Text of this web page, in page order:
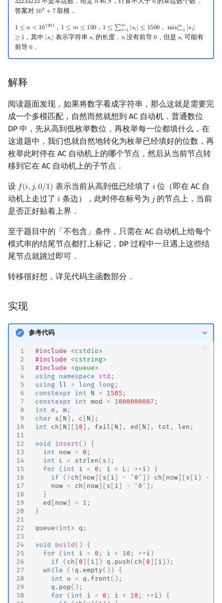
32233223
32233223 𝑛
n 𝑆
S 𝑛
n
答案对 109 + 7
109 +7 取模．
1 ≤ 𝑛 < 101201 ， 1 ≤ 𝑚 ≤ 100 ， 1 ≤ ∑𝑚
𝑖=1 |𝑠𝑖| ≤ 1500 ， min𝑚
𝑖=1 |𝑠𝑖|
≥ 1
1≤n <101201，1 ≤ m ≤100，1 ≤∑i= 1 m |si |≤1500 ， mini=1m| si|≥1
，其中 |𝑠𝑖|
|si 表示字符串 𝑠𝑖
si 的长度． 𝑛
n没有前导0
0 ，但是 𝑠𝑖
si 可能有
前导 0
0．
解释
阅读题面发现，如果将数字看成字符串，那么这就是需要完
成一个多模匹配，自然而然就想到 AC 自动机．普通数位
DP 中，先从高到低枚举数位，再枚举每一位都填什么，在
这道题中，我们也就自然地转化为枚举已经填好的位数，再
枚举此时停在 AC 自动机上的哪个节点，然后从当前节点转
移到它在 AC 自动机上的子节点．
设 𝑓(𝑖,𝑗,0/1)
f(i,j,0/1) 表示当前从高到低已经填了 𝑖
i 位（即在 AC 自
动机上走过了 𝑖
i 条边），此时停在标号为 𝑗
j的节点上，当前
是否正好贴着上界．
至于题目中的「不包含」条件，只需在 AC 自动机上给每个
模式串的结尾节点都打上标记，DP 过程中一旦遇上这些结
尾节点就跳过即可．
转移很好想，详见代码主函数部分．
实现
参考代码
1
2
3
4
5
6
7
8
9
10
11
12
13
14
15
16
17
18
19
20
21
22
23
24
25
26
27
28
29
30
#include
<cstdio>
#include
<cstring>
#include
<queue>
using
namespace std ;
using
ll = long long ;
constexpr
int N = 1505 ;
constexpr
int mod = 1000000007 ;
int
n , m ;
char
s [ N ], c [ N ];
int
ch [ N ][ 10 ], fail [ N ], ed [ N ], tot , len ;
void insert ()
{
int
now = 0 ;
int
L = strlen( s );
for
( int i = 0 ; i < L ; ++ i )
{
if
( ! ch [ now][ s [ i ] - '0' ]) ch [ now][ s [ i ] -
now = ch [ now][ s [ i ] - '0' ];
}
ed [ now] = 1 ;
}
queue<int > q ;
void build()
{
for
( int i = 0 ; i < 10 ; ++ i )
if
( ch [ 0 ][ i ]) q . push( ch [ 0 ][ i ]);
while
( ! q . empty())
{
int
u = q . front ();
q . pop();
for
( int i = 0 ; i < 10 ; ++ i )
{